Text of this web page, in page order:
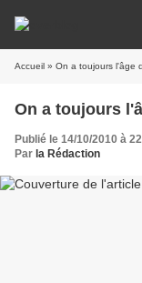
Accueil » On a toujours l'âge
On a toujours
Publié le 14/10/2010 à
Par la Rédaction